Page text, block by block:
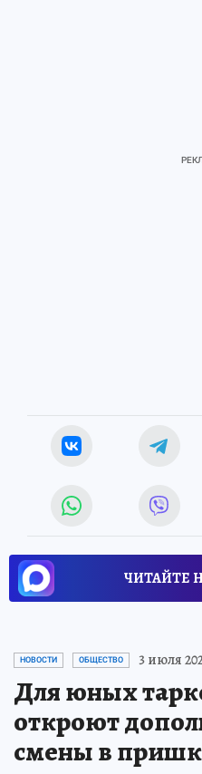
ЧИТАЙТЕ
НОВОСТИ ОБЩЕСТВО 3 июля
Для юных
откроют
смены в